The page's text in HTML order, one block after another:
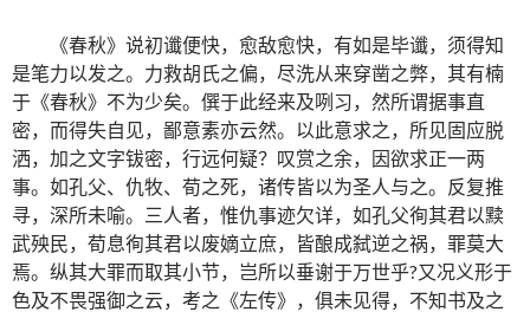
《春秋》说初谶便快，愈敌愈快，有如是毕谶，须得知
是笔力以发之。力救胡氏之偏，尽洗从来穿凿之弊，其有楠
于《春秋》不为少矣。僎于此经来及咧习，然所谓据事直
密，而得失自见，鄙意素亦云然。以此意求之，所见固应脱
洒，加之文字钹密，行远何疑？叹赏之余，因欲求正一两
事。如孔父、仇牧、荀之死，诸传皆以为圣人与之。反复推
寻，深所未喻。三人者，惟仇事迹欠详，如孔父徇其君以黩
武殃民，荀息徇其君以废嫡立庶，皆酿成弑逆之祸，罪莫大
焉。纵其大罪而取其小节，岂所以垂谢于万世乎?又况义形于
色及不畏强御之云，考之《左传》，俱未见得，不知书及之